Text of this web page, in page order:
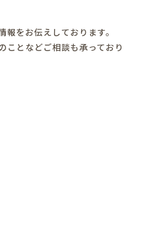
報をお伝えしております。
ことなどご相談も承っており